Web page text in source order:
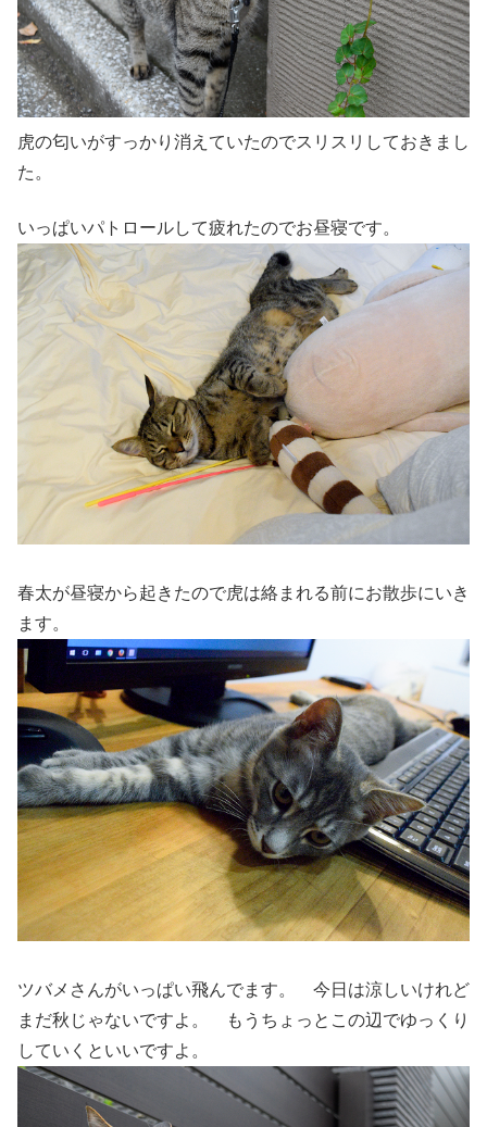
虎の匂いがすっかり消えていたのでスリスリしておきまし
た。
いっぱいパトロールして疲れたのでお昼寝です。
春太が昼寝から起きたので虎は絡まれる前にお散歩にいき
ます。
ツバメさんがいっぱい飛んでます。 今日は涼しいけれど
まだ秋じゃないですよ。 もうちょっとこの辺でゆっくり
していくといいですよ。